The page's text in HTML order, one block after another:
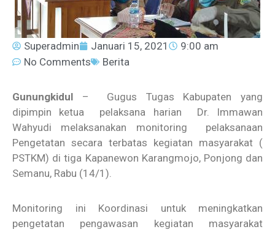
Superadmin Januari 15, 2021
9:00 am
No Comments
Berita
Gunungkidul – Gugus Tugas Kabupaten yang
dipimpin ketua pelaksana harian Dr. Immawan
Wahyudi melaksanakan monitoring pelaksanaan
Pengetatan secara terbatas kegiatan masyarakat (
PSTKM) di tiga Kapanewon Karangmojo, Ponjong dan
Semanu, Rabu (14/1).
Monitoring ini Koordinasi untuk meningkatkan
pengetatan pengawasan kegiatan masyarakat